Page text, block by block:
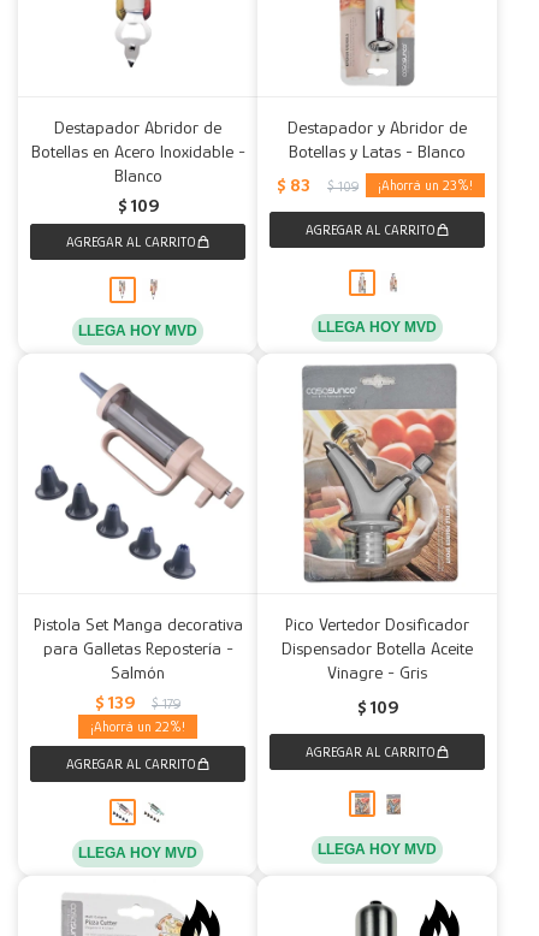
Destapador Abridor de
Botellas en Acero Inoxidable -
Blanco
$ 109
LLEGA HOY MVD
Destapador y Abridor de
Botellas y Latas - Blanco
$ 83 $ 109 23
LLEGA HOY MVD
Pistola Set Manga decorativa
para Galletas Repostería -
Salmón
$ 139 $ 179
22
LLEGA HOY MVD
Pico Vertedor Dosificador
Dispensador Botella Aceite
Vinagre - Gris
$ 109
LLEGA HOY MVD